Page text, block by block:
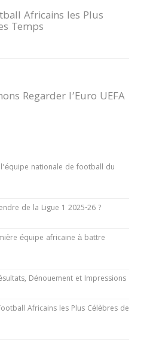
Africains les Plus
Temps
Regarder l’Euro UEFA
savoir sur la Coupe
nationale de football
nationale de football du
de la Ligue 1 2025-26 ?
équipe africaine à battre
Dénouement et Impressions
Africains les Plus Célèbres de